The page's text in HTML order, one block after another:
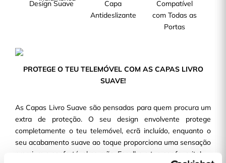
Design Suave
Capa
Antideslizante
Compatível
com Todas as
Portas
PROTEGE O TEU TELEMÓVEL COM AS CAPAS LIVRO
SUAVE!
As Capas Livro Suave são pensadas para quem procura um
extra de proteção. O seu design envolvente protege
completamente o teu telemóvel, ecrã incluído, enquanto o
seu acabamento suave ao toque proporciona uma sensação
premium e confortável na mão. Escolhe a tua cor favorita!